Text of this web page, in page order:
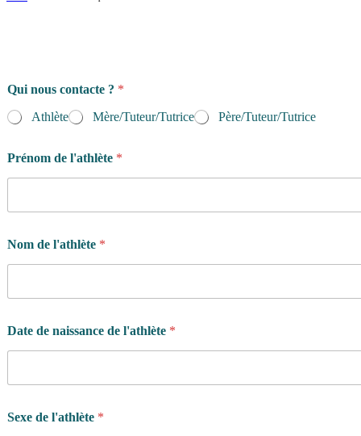
Qui nous contacte ? *
Athlète
Mère/Tuteur/Tutrice Père/Tuteur/Tutrice
Prénom de l'athlète *
Nom de l'athlète *
Date de naissance de l'athlète *
Sexe de l'athlète *